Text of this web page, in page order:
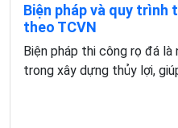
Biện pháp và quy
theo TCVN
Biện pháp thi công rọ đá
trong xây dựng thủy lợi,